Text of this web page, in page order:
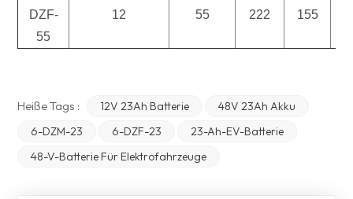
DZF-
55
12 55 222 155
Heiße Tags : 12V 23Ah Batterie
48V 23Ah Akku
6-DZM-23
6-DZF-23
23-Ah-EV-Batterie
48-V-Batterie Für Elektrofahrzeuge